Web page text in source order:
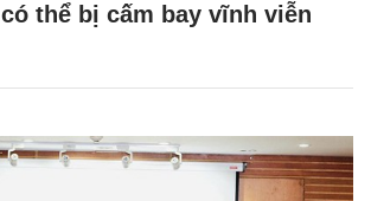
thể bị cấm bay vĩnh viễn